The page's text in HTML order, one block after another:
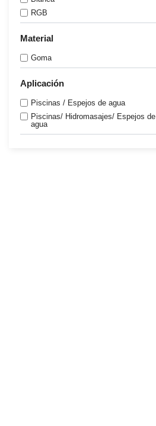
RGB
Material
Goma
Aplicación
Piscinas / Espejos de agua
Piscinas/ Hidromasajes/ Espejos de
agua